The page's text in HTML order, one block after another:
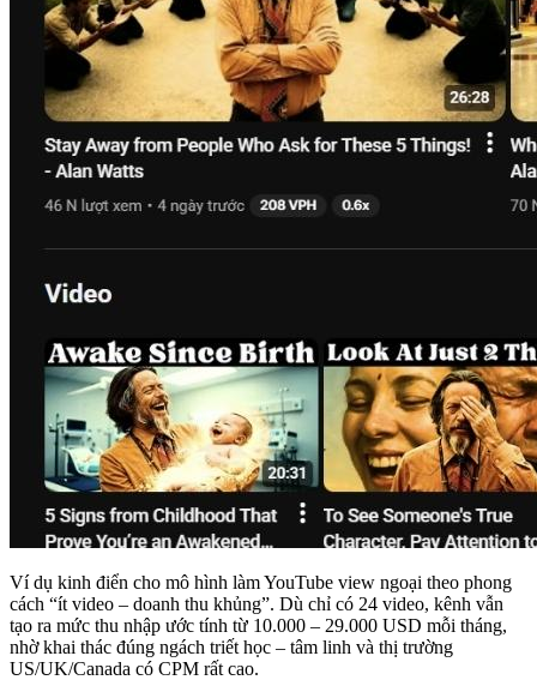
Ví dụ kinh điển cho mô hình làm YouTube view ngoại theo phong
cách “ít video – doanh thu khủng”. Dù chỉ có 24 video, kênh vẫn
tạo ra mức thu nhập ước tính từ 10.000 – 29.000 USD mỗi tháng,
nhờ khai thác đúng ngách triết học – tâm linh và thị trường
US/UK/Canada có CPM rất cao.